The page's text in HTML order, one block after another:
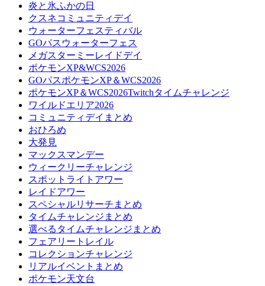
炎と氷ふかの日
クスネコミュニティデイ
ウォーターフェスティバル
GOパスウォーターフェス
メガスターミーレイドデイ
ポケモンXP&WCS2026
GOパスポケモンXP＆WCS2026
ポケモンXP＆WCS2026Twitchタイムチャレンジ
ワイルドエリア2026
コミュニティデイまとめ
おひろめ
大発見
マックスマンデー
ウィークリーチャレンジ
スポットライトアワー
レイドアワー
スペシャルリサーチまとめ
タイムチャレンジまとめ
選べるタイムチャレンジまとめ
フェアリートレイル
コレクションチャレンジ
リアルイベントまとめ
ポケモン天文台